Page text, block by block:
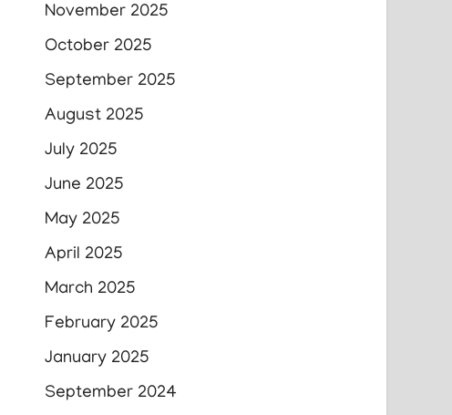
November 2025
October 2025
September 2025
August 2025
July 2025
June 2025
May 2025
April 2025
March 2025
February 2025
January 2025
September 2024